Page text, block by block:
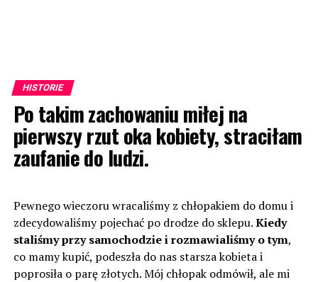
HISTORIE
Po takim zachowaniu miłej na
pierwszy rzut oka kobiety, straciłam
zaufanie do ludzi.
Pewnego wieczoru wracaliśmy z chłopakiem do domu i
zdecydowaliśmy pojechać po drodze do sklepu.Kiedy
staliśmy przy samochodzie i rozmawialiśmy o tym,
co mamy kupić, podeszła do nas starsza kobieta i
poprosiła o parę złotych. Mój chłopak odmówił, ale mi